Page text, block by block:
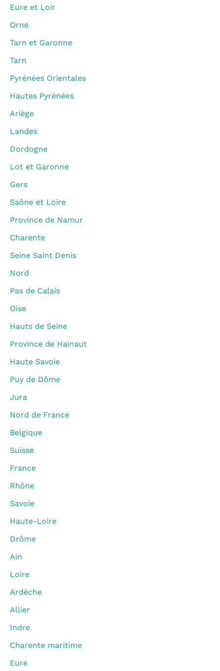
Eure et Loir
Orne
Tarn et Garonne
Tarn
Pyrénées Orientales
Hautes Pyrénées
Ariège
Landes
Dordogne
Lot et Garonne
Gers
Saône et Loire
Province de Namur
Charente
Seine Saint Denis
Nord
Pas de Calais
Oise
Hauts de Seine
Province de Hainaut
Haute Savoie
Puy de Dôme
Jura
Nord de France
Belgique
Suisse
France
Rhône
Savoie
Haute-Loire
Drôme
Ain
Loire
Ardèche
Allier
Indre
Charente maritime
Eure